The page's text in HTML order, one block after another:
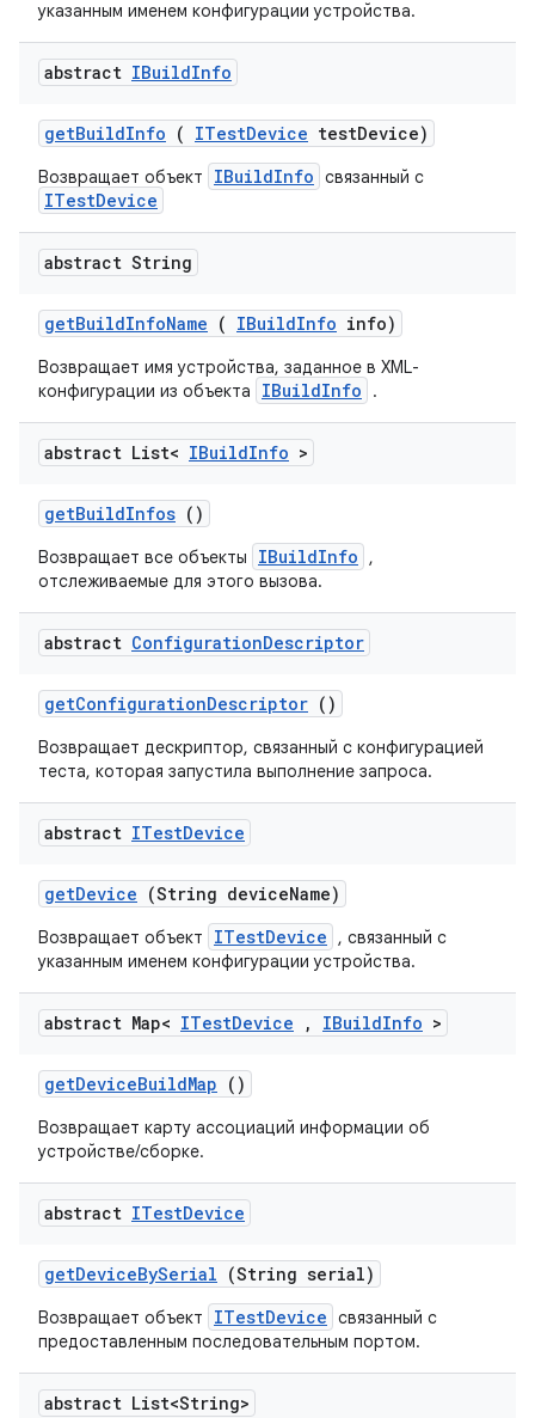
указанным именем конфигурации устройства.
abstract IBuildInfo
getBuildInfo ( ITestDevice testDevice)
Возвращает объект IBuildInfo связанный с
ITestDevice
abstract String
getBuildInfoName ( IBuildInfo info)
Возвращает имя устройства, заданное в XML-
конфигурации из объекта
IBuildInfo .
abstract List< IBuildInfo >
getBuildInfos ()
Возвращает все объекты IBuildInfo
,
отслеживаемые для этого вызова.
abstract ConfigurationDescriptor
getConfigurationDescriptor ()
Возвращает дескриптор, связанный с конфигурацией
теста, которая запустила выполнение запроса.
abstract ITestDevice
getDevice (String deviceName)
Возвращает объект ITestDevice
, связанный с
указанным именем конфигурации устройства.
abstract Map< ITestDevice , IBuildInfo >
getDeviceBuildMap ()
Возвращает карту ассоциаций информации об
устройстве/сборке.
abstract ITestDevice
getDeviceBySerial (String serial)
Возвращает объект ITestDevice связанный с
предоставленным последовательным портом.
abstract List<String>